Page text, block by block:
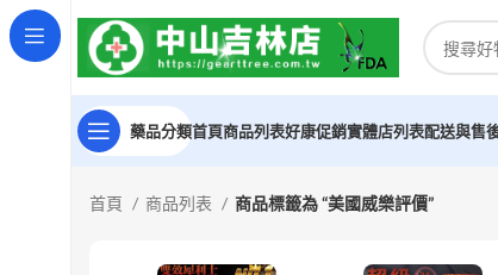
藥品分類首頁商品列表好康促銷實體店列表配送與售
首頁 商品列表 商品標籤為 “美國威樂評價”